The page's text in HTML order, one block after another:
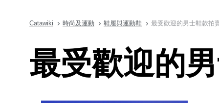
Catawiki 時尚及運動 鞋履與運動鞋 最受歡迎的男士鞋款拍
最受歡迎的